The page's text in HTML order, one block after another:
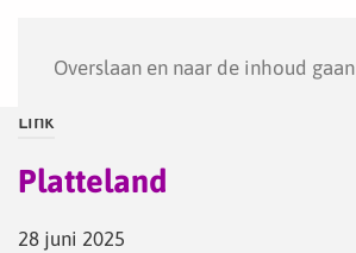
Overslaan en naar de inhoud gaan
Link
Platteland
28 juni 2025